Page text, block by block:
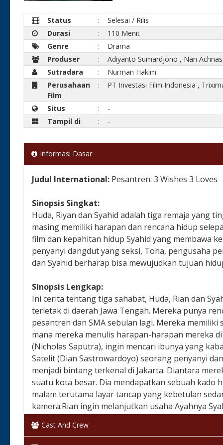
Status :
Selesai / Rilis
Durasi
:
110 Menit
Genre
:
Drama
Produser
: Adiyanto Sumardjono , Nan Achnas
Sutradara
:
Nurman Hakim
Perusahaan
Film
: PT Investasi Film Indonesia ,
Situs :
-
Tampil di
: -
Informasi Dasar
Judul International: Pesantren: 3 Wishes 3 Loves
Sinopsis Singkat:
Huda, Riyan dan Syahid adalah tiga remaja yang
masing memiliki harapan dan rencana hidup
film dan kepahitan hidup Syahid yang membawa
penyanyi dangdut yang seksi, Toha, pengusaha
dan Syahid berharap bisa mewujudkan tujuan
Sinopsis Lengkap:
Ini cerita tentang tiga sahabat, Huda, Rian dan
terletak di daerah Jawa Tengah. Mereka punya
pesantren dan SMA sebulan lagi. Mereka
mana mereka menulis harapan-harapan mereka
(Nicholas Saputra), ingin mencari ibunya yang
Satelit (Dian Sastrowardoyo) seorang penyanyi
menjadi bintang terkenal di Jakarta. Diantara
suatu kota besar. Dia mendapatkan sebuah kado
malam terutama layar tancap yang kebetulan
kamera.Rian ingin melanjutkan usaha Ayahnya
Bagaimana kehidupan mereka bertiga dan
tempat rahasia itu?
Cast And Crew